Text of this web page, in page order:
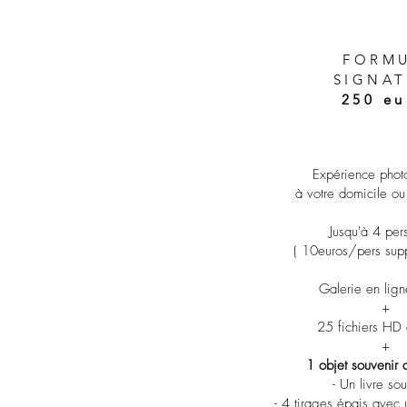
250
Expérience
à votre domicile
Jusqu'à 4
( 10euros/pers
Galerie en
+
25 fichiers HD
+
1 objet souvenir
- Un livre
- 4 tirages épais avec